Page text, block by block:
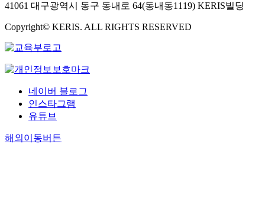
41061 대구광역시 동구 동내로 64(동내동1119) KERIS빌딩
Copyright© KERIS. ALL RIGHTS RESERVED
네이버 블로그
인스타그램
유튜브
해외이동버튼